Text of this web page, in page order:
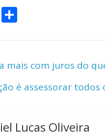
C
e
mais com juros do
é assessorar
Lucas Oliveira